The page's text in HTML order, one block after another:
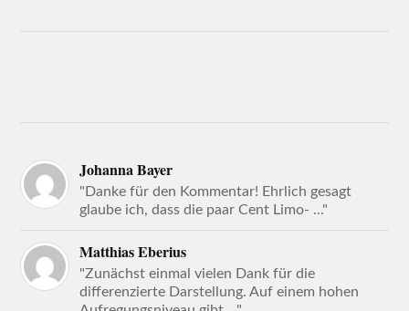
Johanna Bayer
"Danke für den Kommentar! Ehrlich gesagt
glaube ich, dass die paar Cent Limo- ..."
Matthias Eberius
"Zunächst einmal vielen Dank für die
differenzierte Darstellung. Auf einem hohen